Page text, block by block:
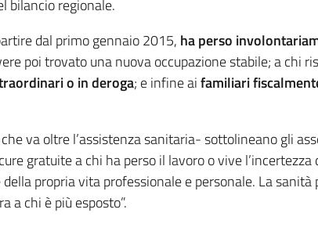
bilancio regionale.
dal primo gennaio 2015, ha perso
poi trovato una nuova occupazione stabile; a chi
o in deroga; e infine aifamiliari
va oltre l’assistenza sanitaria- sottolineano gli
gratuite a chi ha perso il lavoro o vive
propria vita professionale e personale. La
a chi è più esposto”.